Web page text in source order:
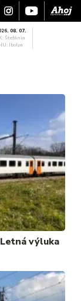
08. 07.
Štefánia
Ibolya
výluka